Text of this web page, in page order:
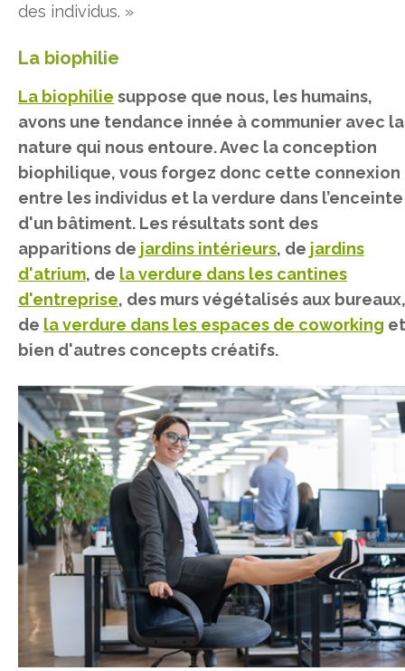
des individus. »
La biophilie
La biophilie suppose que nous, les humains,
avons une tendance innée à communier avec la
nature qui nous entoure. Avec la conception
biophilique, vous forgez donc cette connexion
entre les individus et la verdure dans l’enceinte
d'un bâtiment. Les résultats sont des
apparitions de jardins intérieurs, de jardins
d'atrium, de la verdure dans les cantines
d'entreprise, des murs végétalisés aux bureaux,
de la verdure dans les espaces de coworking et
bien d'autres concepts créatifs.